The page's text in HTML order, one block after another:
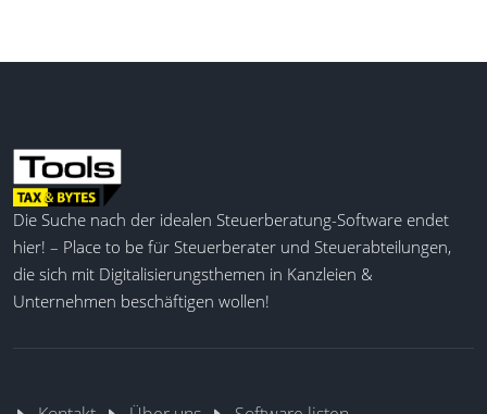
Die Suche nach der idealen Steuerberatung-Software endet
hier! – Place to be für Steuerberater und Steuerabteilungen,
die sich mit Digitalisierungsthemen in Kanzleien &
Unternehmen beschäftigen wollen!